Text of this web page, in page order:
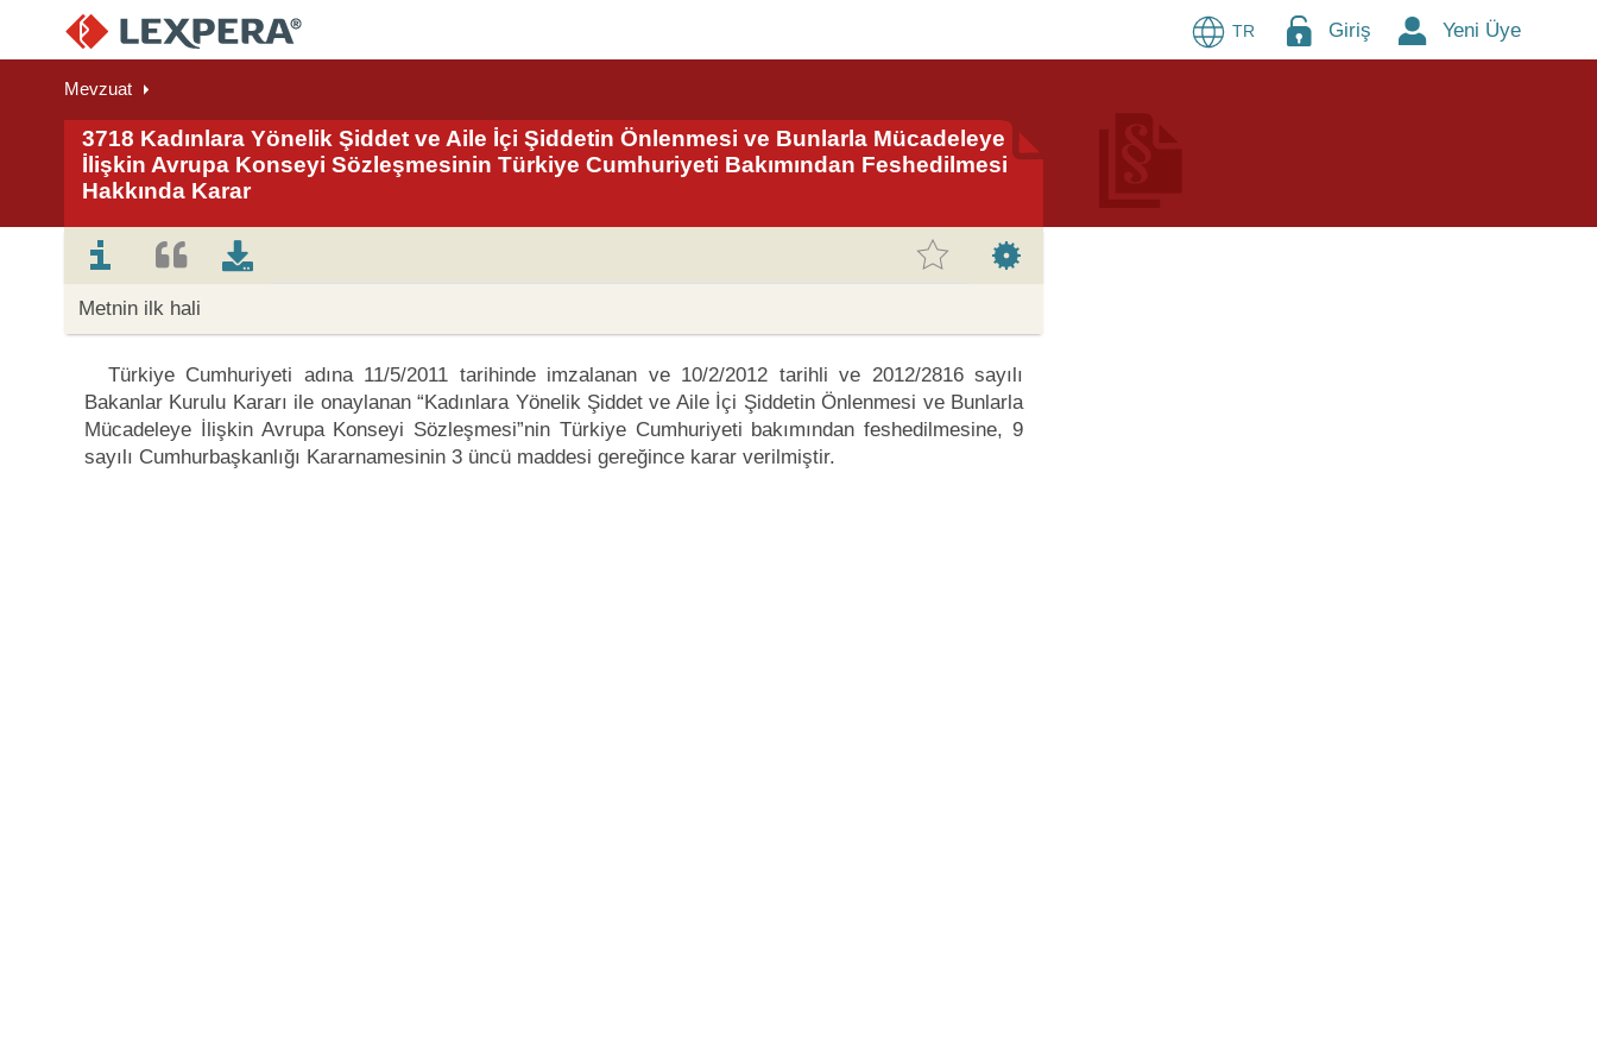
TR Giriş Yeni Üye
Mevzuat
3718 Kadınlara Yönelik Şiddet ve Aile İçi Şiddetin Önlenmesi ve Bunlarla Mücadeleye
İlişkin Avrupa Konseyi Sözleşmesinin Türkiye Cumhuriyeti Bakımından Feshedilmesi
Hakkında Karar
Metnin ilk hali
Türkiye Cumhuriyeti adına 11/5/2011 tarihinde imzalanan ve 10/2/2012 tarihli ve 2012/2816 sayılı
Bakanlar Kurulu Kararı ile onaylanan “Kadınlara Yönelik Şiddet ve Aile İçi Şiddetin Önlenmesi ve Bunlarla
Mücadeleye İlişkin Avrupa Konseyi Sözleşmesi”nin Türkiye Cumhuriyeti bakımından feshedilmesine, 9
sayılı Cumhurbaşkanlığı Kararnamesinin 3 üncü maddesi gereğince karar verilmiştir.